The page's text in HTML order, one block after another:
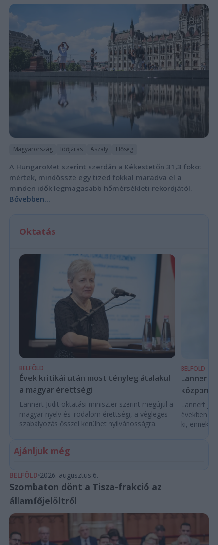
Magyarország Időjárás Aszály Hőség
A HungaroMet szerint szerdán a Kékestetőn 31,3 fokot
mértek, mindössze egy tized fokkal maradva el a
minden idők legmagasabb hőmérsékleti rekordjától.
Bővebben...
Oktatás
BELFÖLD
Évek kritikái után most tényleg átalakul
a magyar érettségi
Lannert Judit oktatási miniszter szerint megújul a
magyar nyelv és irodalom érettségi, a végleges
szabályozás ősszel kerülhet nyilvánosságra.
BELFÖLD
Lannert
Lannert
években
ki, ennek
Ajánljuk még
BELFÖLD 2026. augusztus 6.
Szombaton dönt a Tisza-frakció az
államfőjelöltről